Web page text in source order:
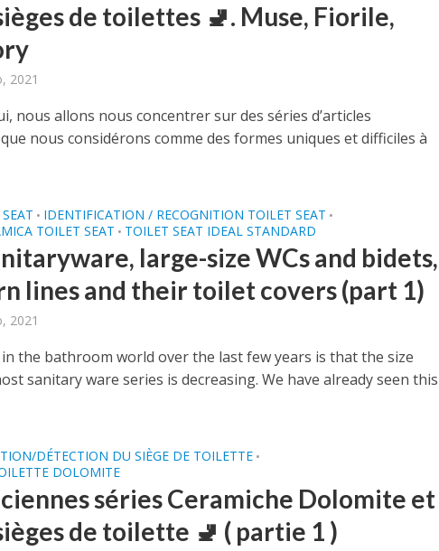
de toilettes 🚽. Muse, Fiorile,
2021
nous allons nous concentrer sur des séries d’articles
nous considérons comme des formes uniques et difficiles à
• IDENTIFICATION / RECOGNITION TOILET SEAT •
TOILET SEAT • TOILET SEAT IDEAL STANDARD
large-size WCs and bidets,
lines and their toilet covers (part 1)
2021
the bathroom world over the last few years is that the size
sanitary ware series is decreasing. We have already seen this
DÉTECTION DU SIÈGE DE TOILETTE •
DOLOMITE
séries Ceramiche Dolomite et
de toilette 🚽 ( partie 1 )